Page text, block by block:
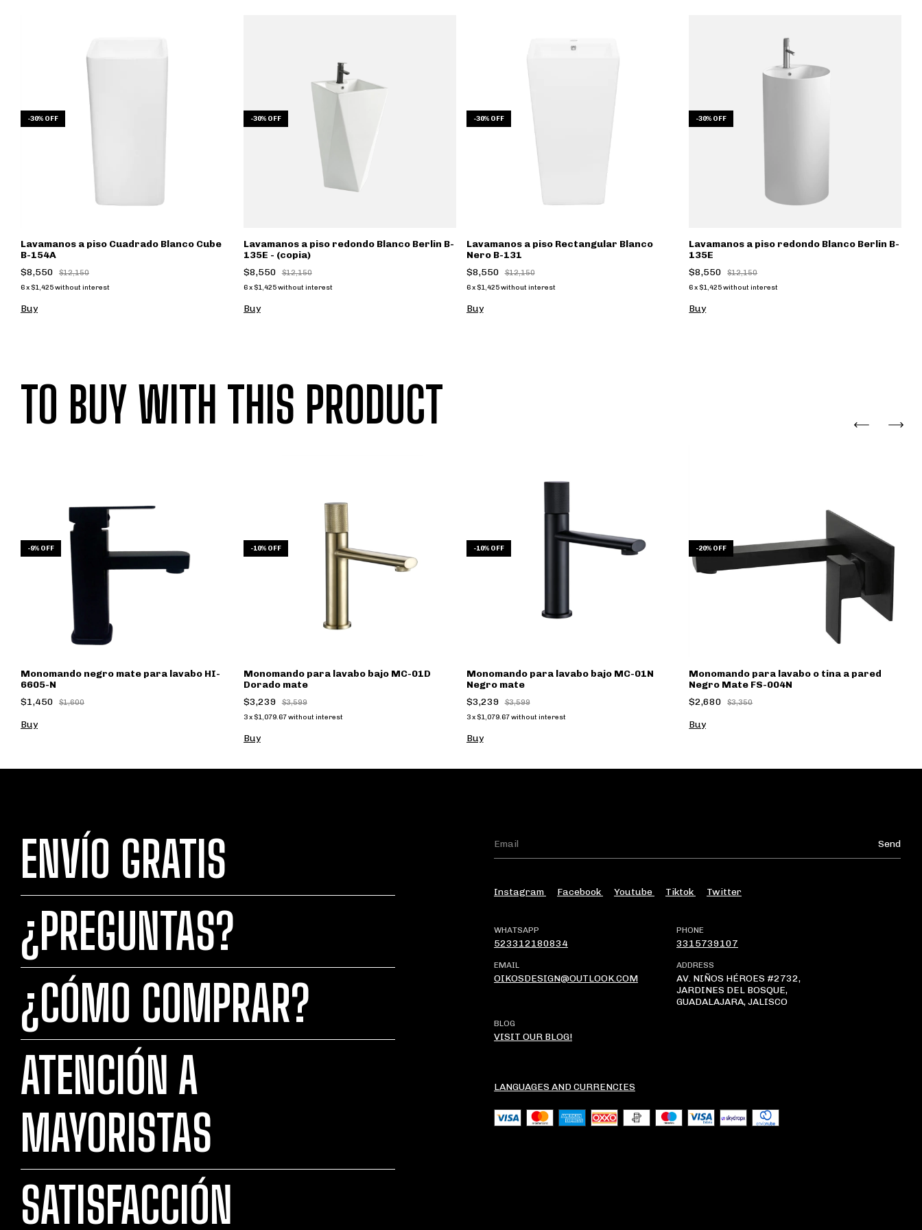
-30% OFF
Lavamanos a piso Cuadrado Blanco Cube
B-154A
$8,550
$12,150
6x $1,425without interest
-30% OFF
Lavamanos a piso redondo Blanco Berlin B-
135E - (copia)
$8,550
$12,150
6x $1,425without interest
Buy
-30% OFF
Lavamanos a piso Rectangular Blanco
Nero B-131
$8,550
$12,150
6 x $1,425 without interest
-30% OFF
Lavamanos a piso redondo Blanco Berlin B-
135E
$8,550
$12,150
6x $1,425without interest
Buy
TO BUY WITH THIS PRODUCT
-9% OFF
Monomando negro mate para lavabo HI-
6605-N
$1,450
$1,600
-10% OFF
Monomando para lavabo bajo MC-01D
Dorado mate
$3,239
$3,599
3x $1,079.67without interest
-10% OFF
Monomando para lavabo bajo MC-01N
Negro mate
$3,239
$3,599
3 x $1,079.67 without interest
-20% OFF
Monomando para lavabo o tina a pared
Negro Mate FS-004N
$2,680
$3,350
ENVÍO GRATIS
¿PREGUNTAS?
¿CÓMO COMPRAR?
ATENCIÓN A
MAYORISTAS
SATISFACCIÓN
Instagram Facebook Youtube Tiktok Twitter
WHATSAPP
523312180834
PHONE
3315739107
EMAIL
OIKOSDESIGN@OUTLOOK.COM
ADDRESS
AV. NIÑOS HÉROES #2732,
JARDINES DEL BOSQUE,
GUADALAJARA, JALISCO
BLOG
VISIT OUR BLOG!
LANGUAGES AND CURRENCIES